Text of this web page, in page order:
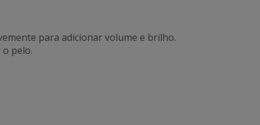
para adicionar volume e brilho.
pelo.